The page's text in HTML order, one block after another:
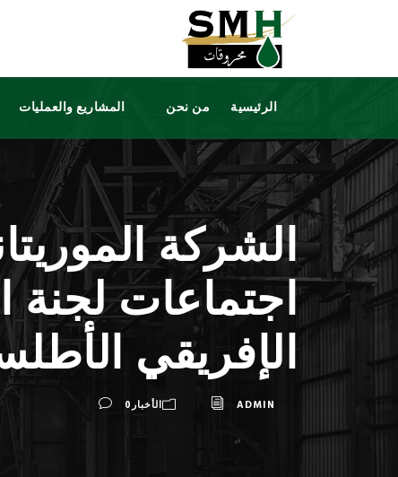
الرئيسية من نحن المشاريع والعمليات
الشركة
اجتماعات لجنة
الإفريقي
ADMIN الأخبار0